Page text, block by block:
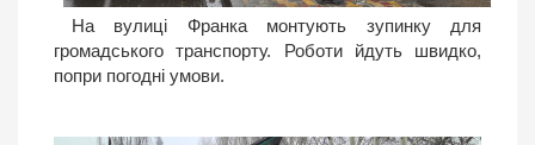
На вулиці Франка монтують зупинку для
громадського транспорту. Роботи йдуть швидко,
попри погодні умови.